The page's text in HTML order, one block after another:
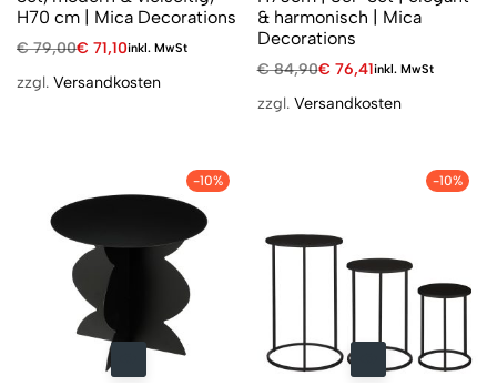
H70 cm | Mica Decorations
€79,00€ 71,10inkl. MwSt
zzgl. Versandkosten
& harmonisch | Mica
Decorations
€84,90€ 76,41inkl. MwSt
zzgl. Versandkosten
-10% -10%